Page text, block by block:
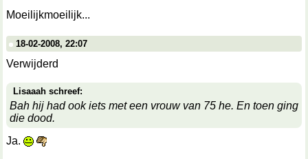
Moeilijkmoeilijk...
18-02-2008, 22:07
Verwijderd
Lisaaah schreef:
Bah hij had ook iets met een vrouw van 75 he. En toen ging
die dood.
Ja.